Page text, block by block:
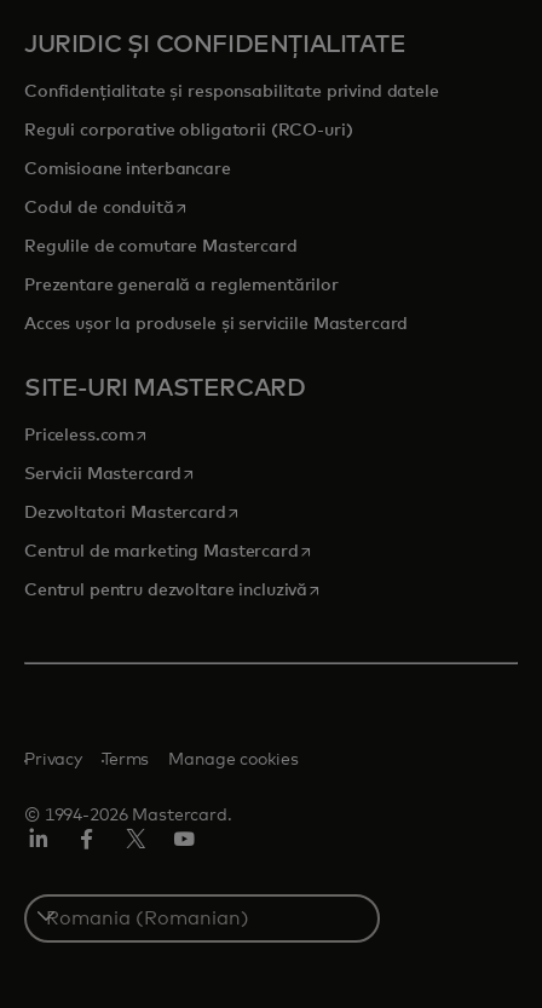
JURIDIC ȘI CONFIDENȚIALITATE
Confidențialitate și responsabilitate privind datele
Reguli corporative obligatorii (RCO-uri)
Comisioane interbancare
Codul de conduităopens in a new tab
Regulile de comutare Mastercard
Prezentare generală a reglementărilor
Acces ușor la produsele și serviciile Mastercard
SITE-URI MASTERCARD
Priceless.com opens in a new tab
Servicii Mastercard opens in a new tab
Dezvoltatori Mastercardopens in a new tab
Centrul de marketing Mastercardopens in a new tab
Centrul pentru dezvoltare incluzivă opens in a new tab
© 1994-2026 Mastercard.
Privacy Terms Manage cookies
Select
a
country